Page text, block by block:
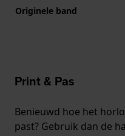
Originele band
Print & Pas
Benieuwd hoe het
past? Gebruik dan de